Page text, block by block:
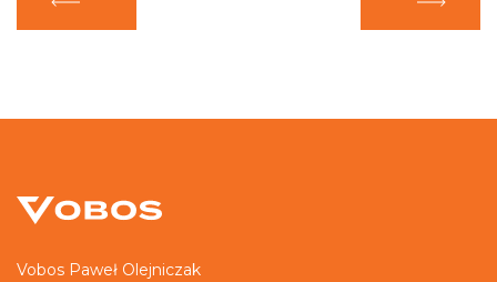
Vobos Paweł Olejniczak